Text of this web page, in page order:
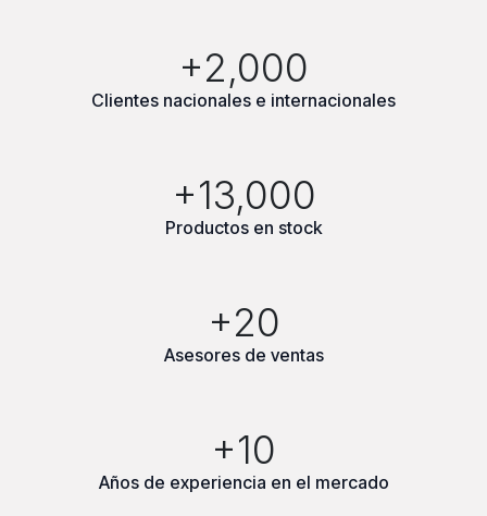
+2,000
Clientes nacionales e internacionales
+13,000
Productos en stock
+20
Asesores de ventas
+10
Años de experiencia en el mercado